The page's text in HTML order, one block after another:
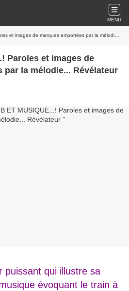
MENU
images de marques emportées par la mélodie... Révélateur
Paroles et images de
par la mélodie... Révélateur
puissant qui illustre sa
évoquant le train à